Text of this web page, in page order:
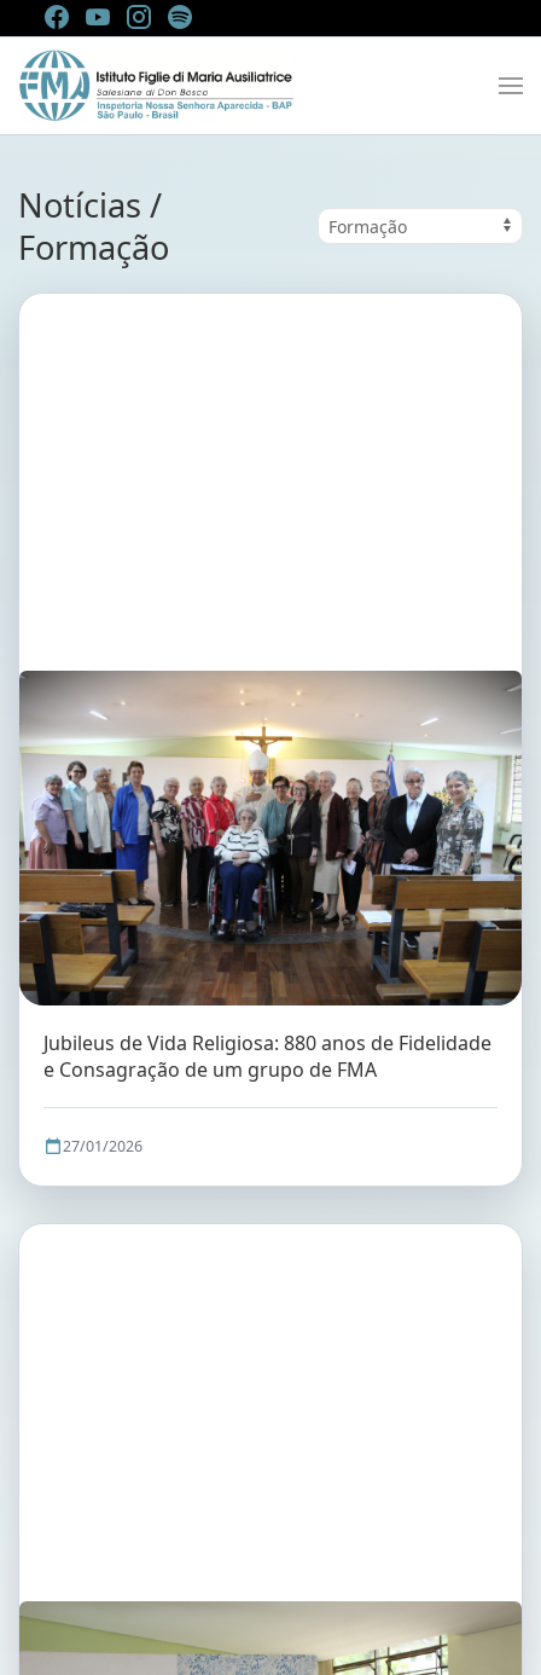
Notícias /
Formação
Jubileus de Vida Religiosa: 880 anos de Fidelidade
e Consagração de um grupo de FMA
27/01/2026